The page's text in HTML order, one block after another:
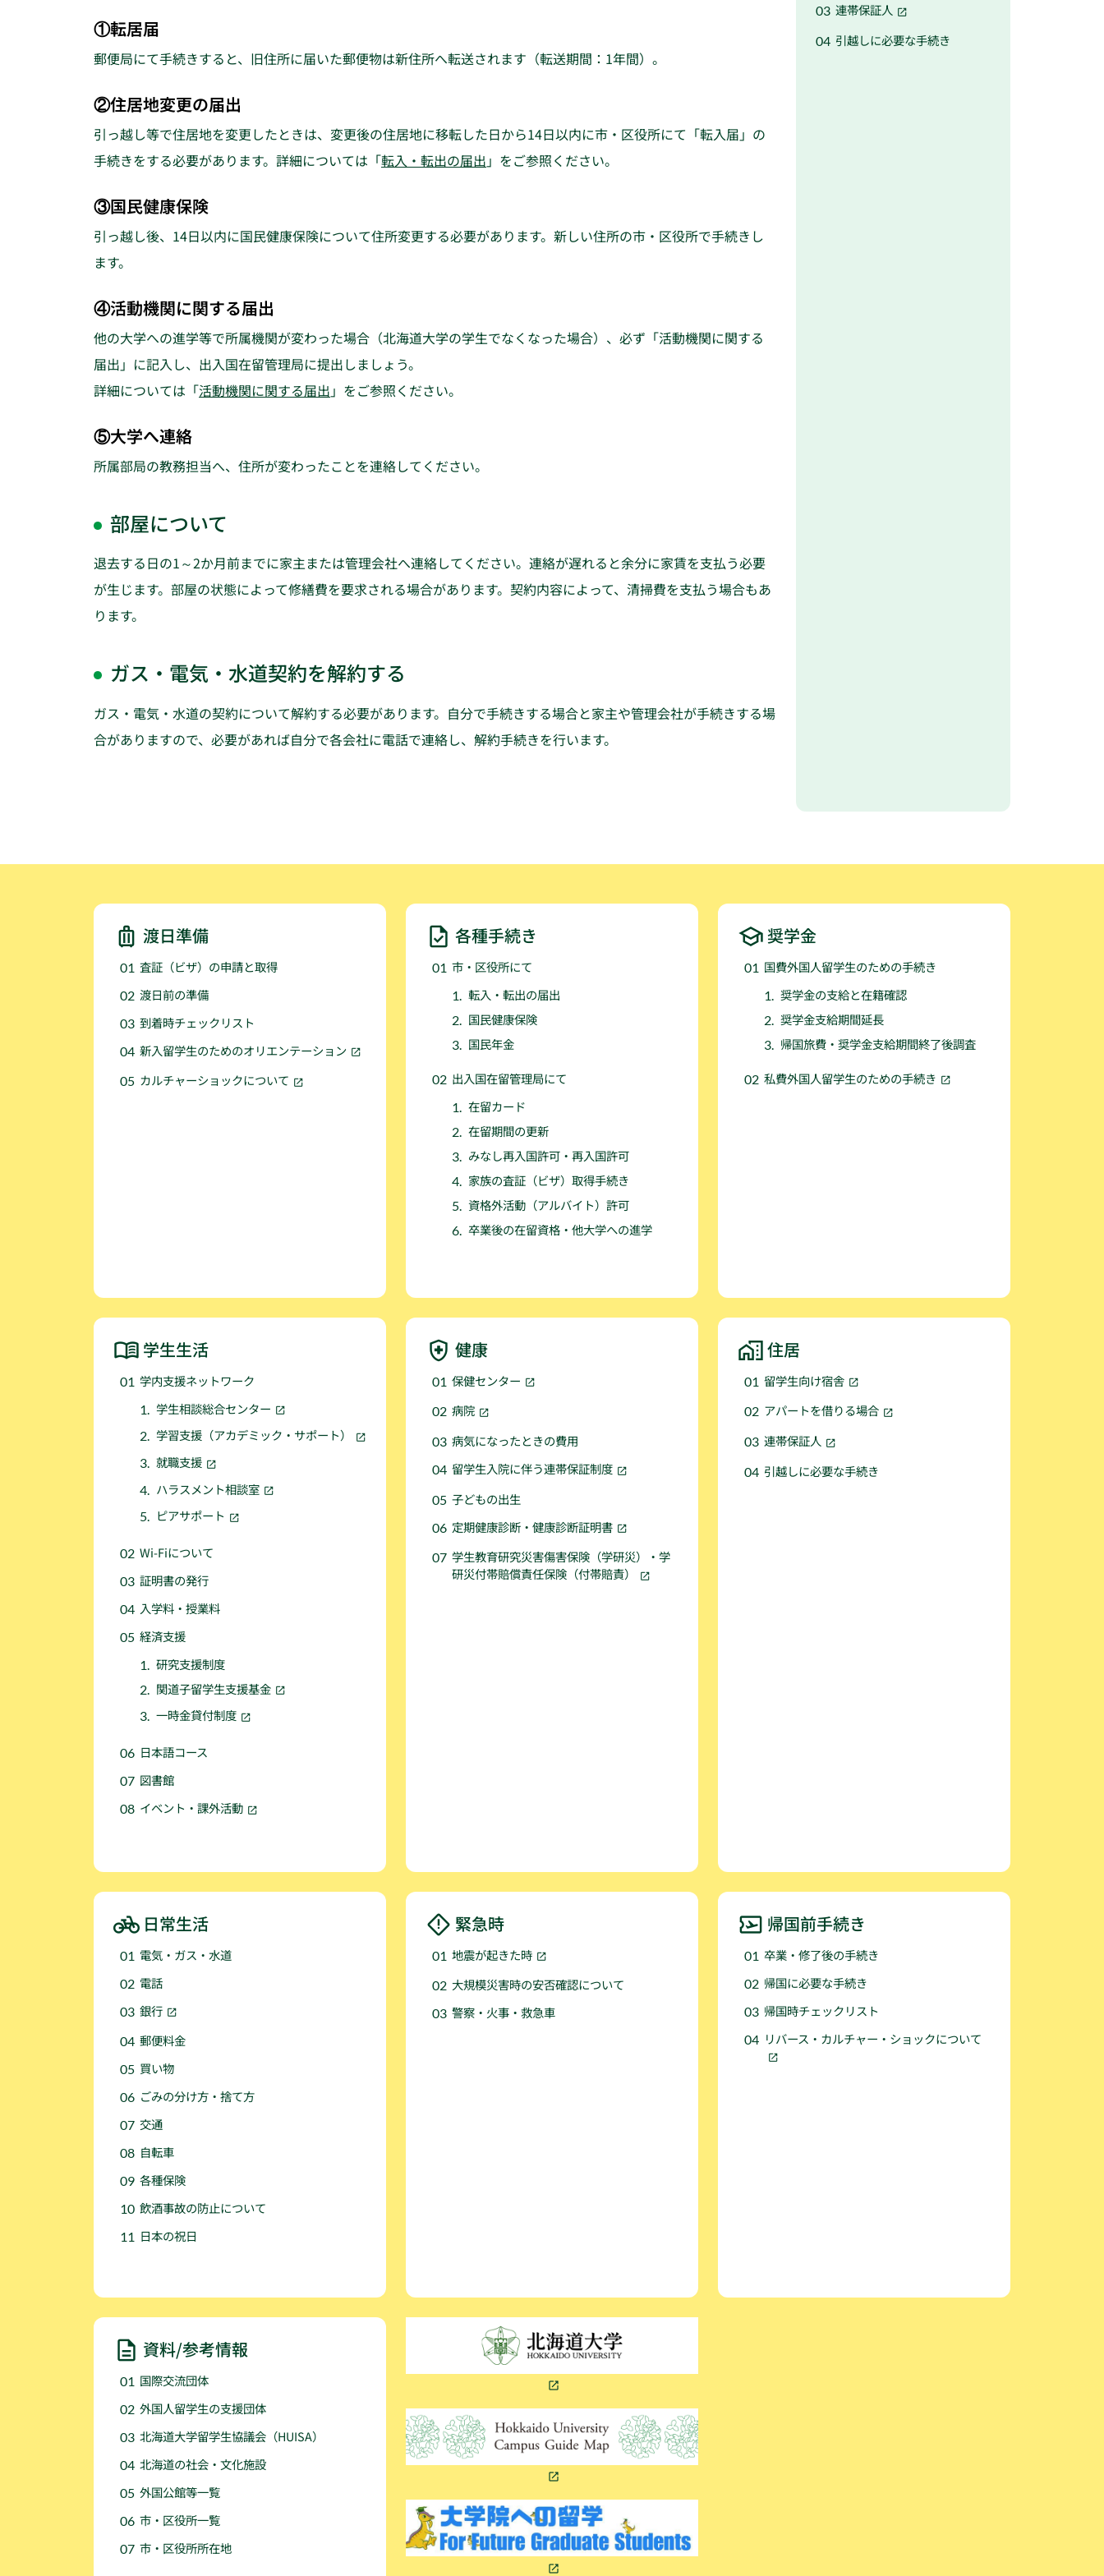
①転居届
郵便局にて手続きすると、旧住所に届いた郵便物は新住所へ転送されます（転送期間：1年間）。
②住居地変更の届出
引っ越し等で住居地を変更したときは、変更後の住居地に移転した日から14日以内に市・区役所にて「転入届」の
手続きをする必要があります。詳細については「転入・転出の届出 」をご参照ください。
③国民健康保険
引っ越し後、14日以内に国民健康保険について住所変更する必要があります。新しい住所の市・区役所で手続きし
ます。
④活動機関に関する届出
他の大学への進学等で所属機関が変わった場合（北海道大学の学生でなくなった場合）、必ず「活動機関に関する
届出」に記入し、出入国在留管理局に提出しましょう。
詳細については「活動機関に関する届出 」をご参照ください。
⑤大学へ連絡
所属部局の教務担当へ、住所が変わったことを連絡してください。
部屋について
退去する日の1～2か月前までに家主または管理会社へ連絡してください。連絡が遅れると余分に家賃を支払う必要
が生じます。部屋の状態によって修繕費を要求される場合があります。契約内容によって、清掃費を支払う場合もあ
ります。
ガス・電気・水道契約を解約する
ガス・電気・水道の契約について解約する必要があります。自分で手続きする場合と家主や管理会社が手続きする場
合がありますので、必要があれば自分で各会社に電話で連絡し、解約手続きを行います。
連帯保証人
引越しに必要な手続き
渡日準備
査証（ビザ）の申請と取得
渡日前の準備
到着時チェックリスト
新入留学生のためのオリエンテーション
カルチャーショックについて
各種手続き
市・区役所にて
転入・転出の届出
国民健康保険
国民年金
出入国在留管理局にて
在留カード
在留期間の更新
みなし再入国許可・再入国許可
家族の査証（ビザ）取得手続き
資格外活動（アルバイト）許可
卒業後の在留資格・他大学への進学
奨学金
国費外国人留学生のための手続き
奨学金の支給と在籍確認
奨学金支給期間延長
帰国旅費・奨学金支給期間終了後調査
私費外国人留学生のための手続き
学生生活
学内支援ネットワーク
学生相談総合センター
学習支援（アカデミック・サポート）
就職支援
ハラスメント相談室
ピアサポート
Wi-Fiについて
証明書の発行
入学料・授業料
経済支援
研究支援制度
関道子留学生支援基金
一時金貸付制度
日本語コース
図書館
イベント・課外活動
健康
保健センター
病院
病気になったときの費用
留学生入院に伴う連帯保証制度
子どもの出生
定期健康診断・健康診断証明書
学生教育研究災害傷害保険（学研災）・学
研災付帯賠償責任保険（付帯賠責）
住居
留学生向け宿舎
アパートを借りる場合
連帯保証人
引越しに必要な手続き
日常生活
電気・ガス・水道
電話
銀行
郵便料金
買い物
ごみの分け方・捨て方
交通
自転車
各種保険
飲酒事故の防止について
日本の祝日
緊急時
地震が起きた時
大規模災害時の安否確認について
警察・火事・救急車
帰国前手続き
卒業・修了後の手続き
帰国に必要な手続き
帰国時チェックリスト
リバース・カルチャー・ショックについて
資料/参考情報
国際交流団体
外国人留学生の支援団体
北海道大学留学生協議会（HUISA）
北海道の社会・文化施設
外国公館等一覧
市・区役所一覧
市・区役所所在地